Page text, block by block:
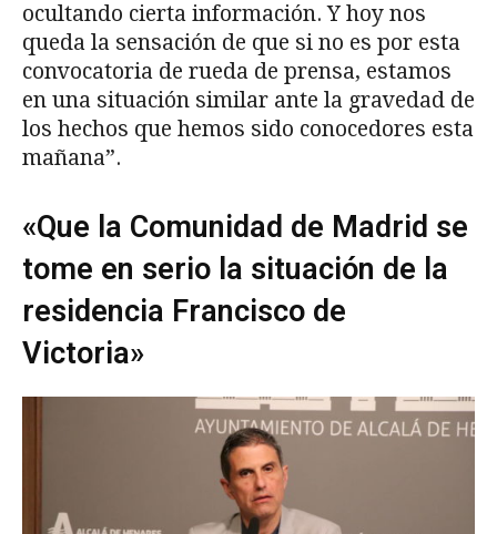
ocultando cierta información. Y hoy nos
queda la sensación de que si no es por esta
convocatoria de rueda de prensa, estamos
en una situación similar ante la gravedad de
los hechos que hemos sido conocedores esta
mañana”.
«Que la Comunidad de Madrid se
tome en serio la situación de la
residencia Francisco de
Victoria»